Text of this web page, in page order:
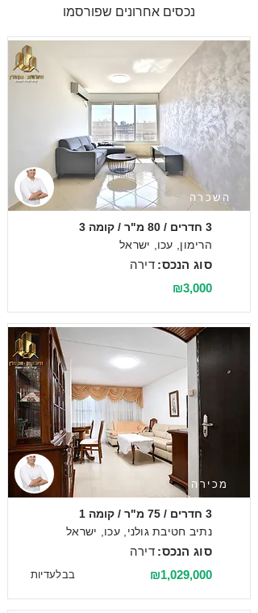
נכסים אחרונים שפורסמו
השכרה
3 חדרים / 80 מ"ר / קומה 3
הרימון, עכו, ישראל
דירה סוג הנכס:
₪3,000
מכירה
3 חדרים / 75 מ"ר / קומה 1
נתיב חטיבת גולני, עכו, ישראל
דירה סוג הנכס:
בבלעדיות ₪1,029,000